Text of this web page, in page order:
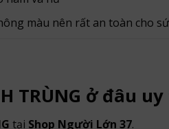
màu nên rất an toàn cho
TRÙNG ở đâu
tại Shop Người Lớn 37.